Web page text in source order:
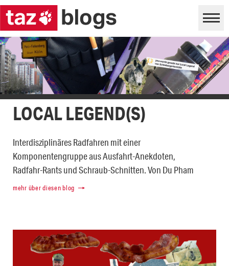
LOCAL LEGEND(S)
Interdisziplinäres Radfahren mit einer
Komponentengruppe aus Ausfahrt-Anekdoten,
Radfahr-Rants und Schraub-Schnitten. Von Du Pham
mehr über diesen blog